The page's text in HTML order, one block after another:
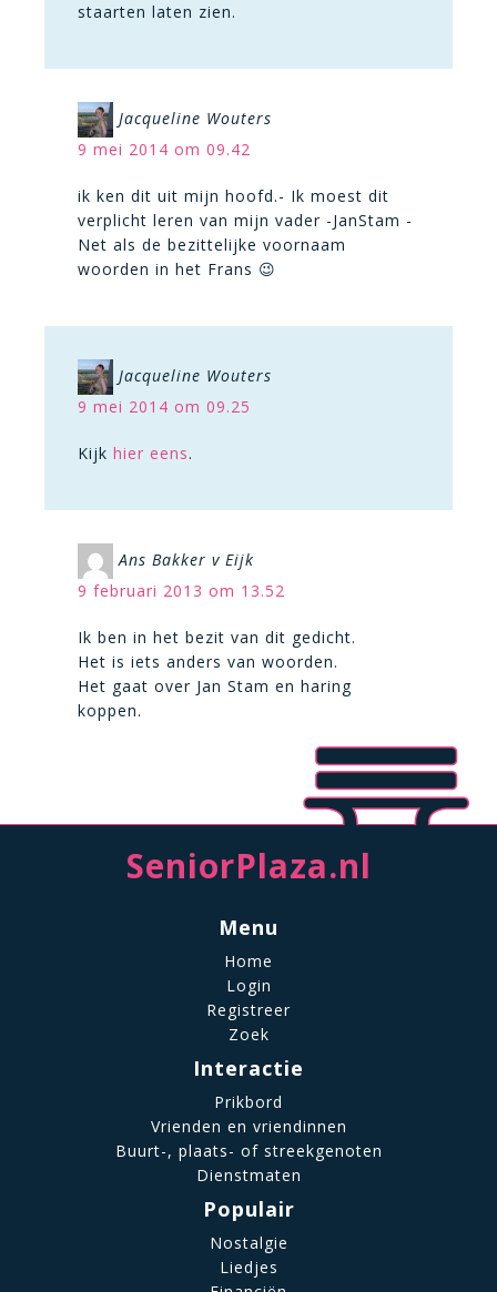
staarten laten zien.
Jacqueline Wouters
9 mei 2014 om 09.42
ik ken dit uit mijn hoofd.- Ik moest dit
verplicht leren van mijn vader -JanStam -
Net als de bezittelijke voornaam
woorden in het Frans 😉
Jacqueline Wouters
9 mei 2014 om 09.25
Kijk hier eens.
Ans Bakker v Eijk
9 februari 2013 om 13.52
Ik ben in het bezit van dit gedicht.
Het is iets anders van woorden.
Het gaat over Jan Stam en haring
koppen.
SeniorPlaza.nl
Menu
Home
Login
Registreer
Zoek
Interactie
Prikbord
Vrienden en vriendinnen
Buurt-, plaats- of streekgenoten
Dienstmaten
Populair
Nostalgie
Liedjes